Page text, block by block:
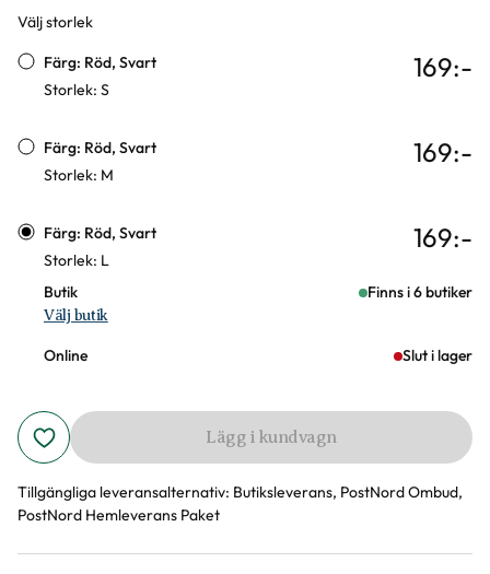
Välj storlek
Varianter
Färg: Röd, Svart
Storlek: S
169:-
Färg: Röd, Svart
Storlek: M
169:-
Färg: Röd, Svart
Storlek: L
169:-
Butik Finns i 6 butiker
Välj butik
Online Slut i lager
Lägg i kundvagn
Tillgängliga leveransalternativ: Butiksleverans, PostNord Ombud,
PostNord Hemleverans Paket